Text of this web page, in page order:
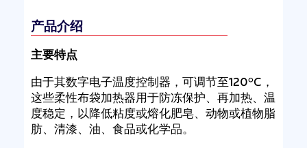
产品介绍
主要特点
由于其数字电子温度控制器，可调节至120°C，
这些柔性布袋加热器用于防冻保护、再加热、温
度稳定，以降低粘度或熔化肥皂、动物或植物脂
肪、清漆、油、食品或化学品。